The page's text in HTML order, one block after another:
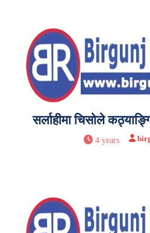
सर्लाहीमा चिसोले
4 years